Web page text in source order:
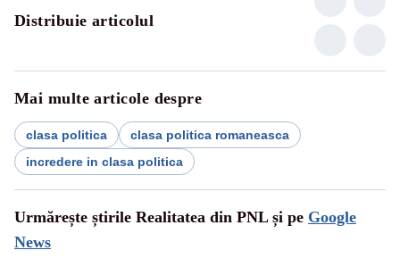
Distribuie articolul
Mai multe articole despre
clasa politica
clasa politica romaneasca
incredere in clasa politica
Urmărește știrile Realitatea din PNL și pe Google
News